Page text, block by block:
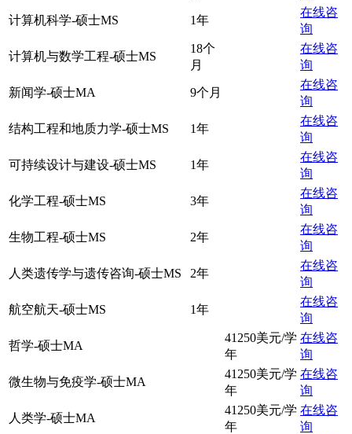
计算机科学-硕士MS 1年
在线咨
询
计算机与数学工程-硕士MS
18个
月
在线咨
询
新闻学-硕士MA 9个月
在线咨
询
结构工程和地质力学-硕士MS 1年
在线咨
询
可持续设计与建设-硕士MS 1年
在线咨
询
化学工程-硕士MS 3年
在线咨
询
生物工程-硕士MS 2年
在线咨
询
人类遗传学与遗传咨询-硕士MS 2年
在线咨
询
航空航天-硕士MS 1年
在线咨
询
哲学-硕士MA
41250美元/学
年
在线咨
询
微生物与免疫学-硕士MA
41250美元/学
年
在线咨
询
人类学-硕士MA
41250美元/学
年
在线咨
询